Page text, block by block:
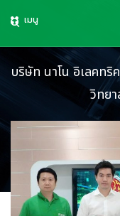
เมนู
บริษัท นาโน อิเลคท
วิทย